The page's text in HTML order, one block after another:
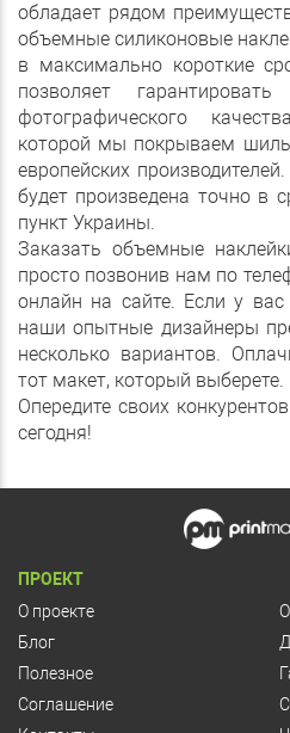
обладает рядом
объемные силиконовые
в максимально короткие
позволяет
фотографического
которой мы покрываем
европейских
будет произведена точно в
пункт Украины.
Заказать объемные
просто позвонив нам по
онлайн на сайте. Если у
наши опытные дизайнеры
несколько вариантов.
тот макет, который выберете.
Опередите своих
сегодня!
ПРОЕКТ
О проекте
Блог
Полезное
Соглашение